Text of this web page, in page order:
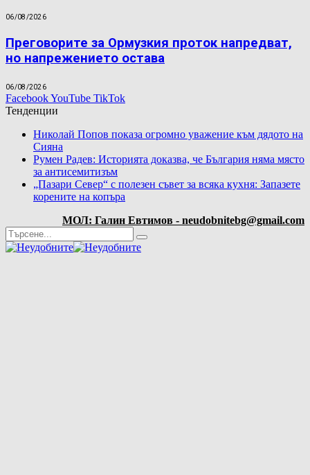
06/08/2026
Преговорите за Ормузкия проток напредват,
но напрежението остава
06/08/2026
FacebookYouTube TikTok
Тенденции
Николай Попов показа огромно уважение към дядото на
Сияна
Румен Радев: Историята доказва, че България няма място
за антисемитизъм
„Пазари Север“ с полезен съвет за всяка кухня: Запазете
корените на копъра
МОЛ: Галин Евтимов - neudobnitebg@gmail.com